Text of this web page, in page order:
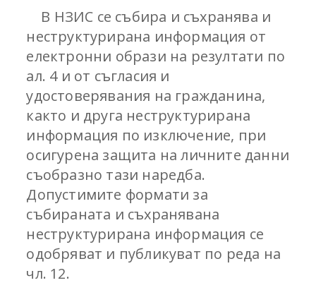
В НЗИС се събира и съхранява и
неструктурирана информация от
електронни образи на резултати по
ал. 4 и от съгласия и
удостоверявания на гражданина,
както и друга неструктурирана
информация по изключение, при
осигурена защита на личните данни
съобразно тази наредба.
Допустимите формати за
събираната и съхранявана
неструктурирана информация се
одобряват и публикуват по реда на
чл. 12.